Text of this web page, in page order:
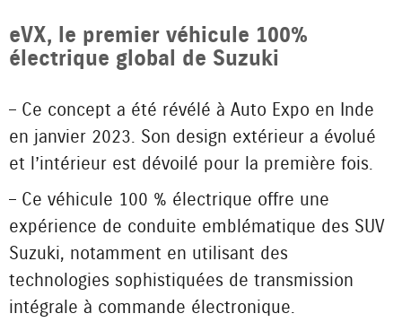
eVX, le premier véhicule 100%
électrique global de Suzuki
– Ce concept a été révélé à Auto Expo en Inde
en janvier 2023. Son design extérieur a évolué
et l’intérieur est dévoilé pour la première fois.
– Ce véhicule 100 % électrique offre une
expérience de conduite emblématique des SUV
Suzuki, notamment en utilisant des
technologies sophistiquées de transmission
intégrale à commande électronique.